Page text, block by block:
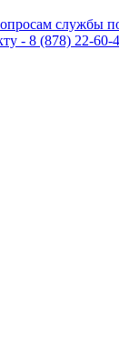
службы
- 8 (878) 22-60-